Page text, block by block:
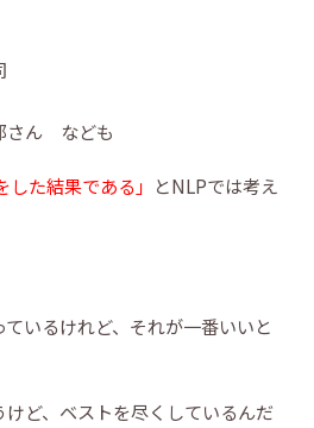
さん なども
した結果である」 とNLPでは考え
いるけれど、それが一番いいと
ど、ベストを尽くしているんだ